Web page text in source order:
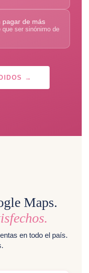
pagar de más
ser sinónimo de
→
Maps.
en todo el país.